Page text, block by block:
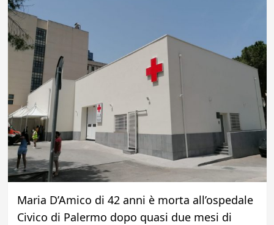
Maria D’Amico di 42 anni è morta all’ospedale
Civico di Palermo dopo quasi due mesi di